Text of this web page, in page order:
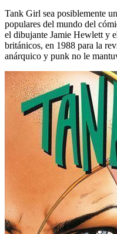
Tank Girl sea posiblemente
populares del mundo del
el dibujante Jamie Hewlett y
británicos, en 1988 para la
anárquico y punk no le